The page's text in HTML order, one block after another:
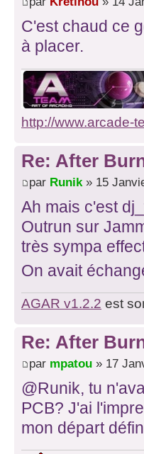
C'est chaud ce
à placer.
http://www.arcade-
Re: After
par Runik » 15
Ah mais c'est
Outrun sur
très sympa
On avait
AGAR v1.2.2 est
Re: After
par mpatou » 17
@Runik, tu
PCB? J'ai
mon départ